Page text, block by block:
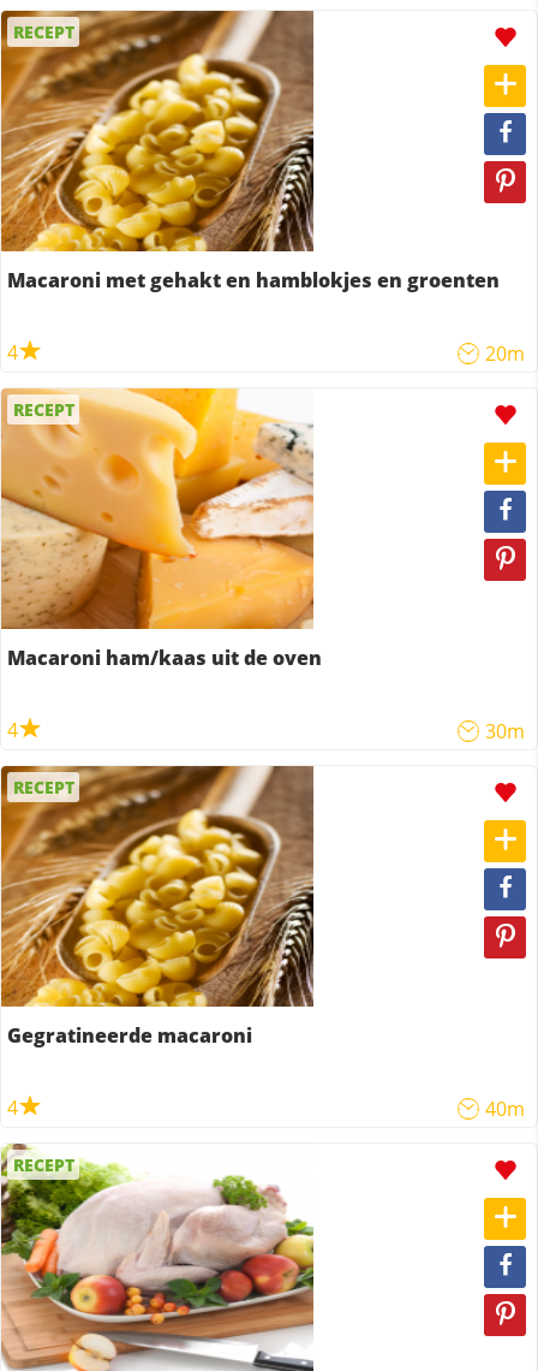
RECEPT
Macaroni met gehakt en hamblokjes en groenten
4 20m
RECEPT
Macaroni ham/kaas uit de oven
4 30m
RECEPT
Gegratineerde macaroni
4 40m
RECEPT